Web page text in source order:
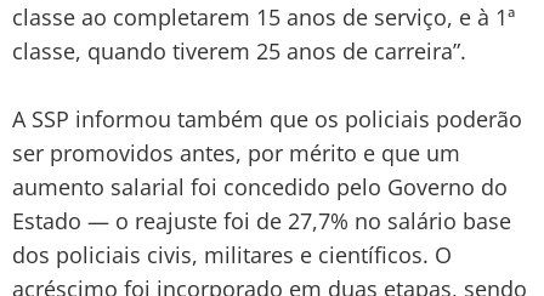
classe ao completarem 15 anos de serviço, e à 1ª
classe, quando tiverem 25 anos de carreira”.
A SSP informou também que os policiais poderão
ser promovidos antes, por mérito e que um
aumento salarial foi concedido pelo Governo do
Estado — o reajuste foi de 27,7% no salário base
dos policiais civis, militares e científicos. O
acréscimo foi incorporado em duas etapas, sendo